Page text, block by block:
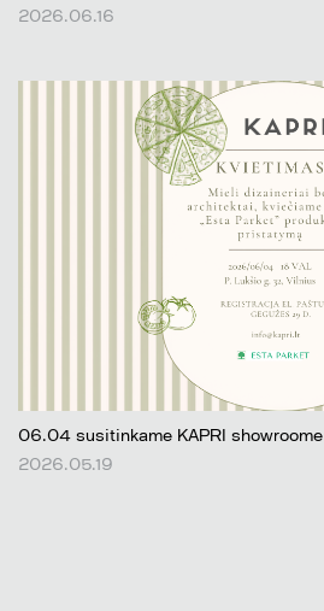
2026.06.16
06.04 susitinkame KAPRI showroome
2026.05.19